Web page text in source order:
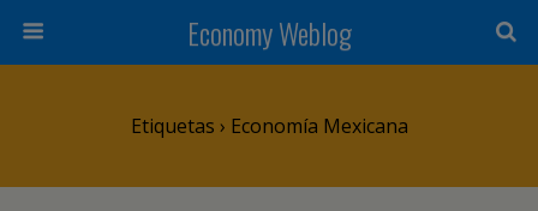
Economy Weblog
Etiquetas › Economía Mexicana